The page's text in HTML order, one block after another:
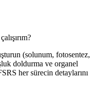
(solunum, fotosentez,
doldurma ve organel
her sürecin detaylarını